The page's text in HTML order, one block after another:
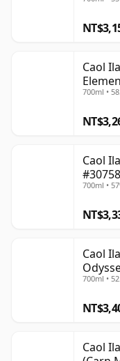
Caol
700ml •
Caol
700ml •
Caol
700ml •
Caol